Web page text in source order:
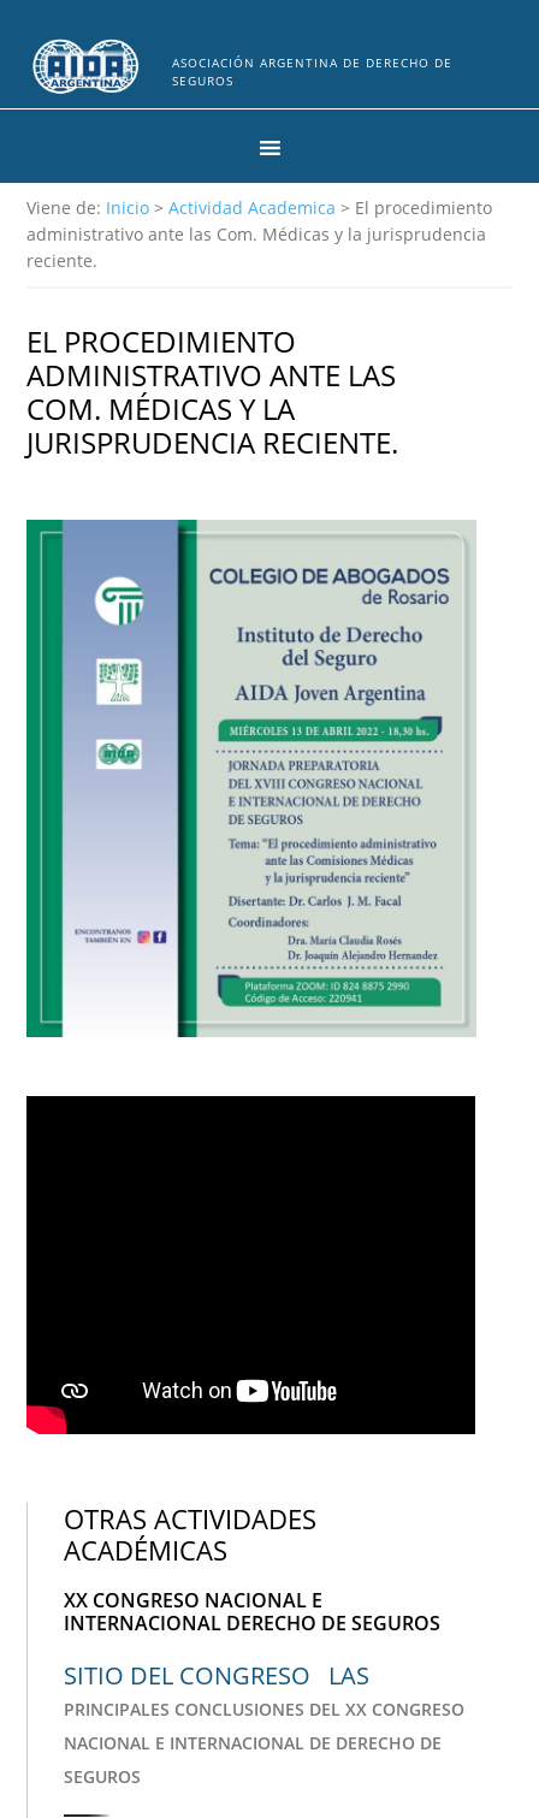
ASOCIACIÓN ARGENTINA DE DERECHO DE
SEGUROS
Viene de: Inicio>Actividad Academica > El procedimiento
administrativo ante las Com. Médicas y la jurisprudencia
reciente.
EL PROCEDIMIENTO
ADMINISTRATIVO ANTE LAS
COM. MÉDICAS Y LA
JURISPRUDENCIA RECIENTE.
OTRAS ACTIVIDADES
ACADÉMICAS
XX CONGRESO NACIONAL E
INTERNACIONAL DERECHO DE SEGUROS
SITIO DEL CONGRESO LAS
PRINCIPALES CONCLUSIONES DEL XX CONGRESO
NACIONAL E INTERNACIONAL DE DERECHO DE
SEGUROS